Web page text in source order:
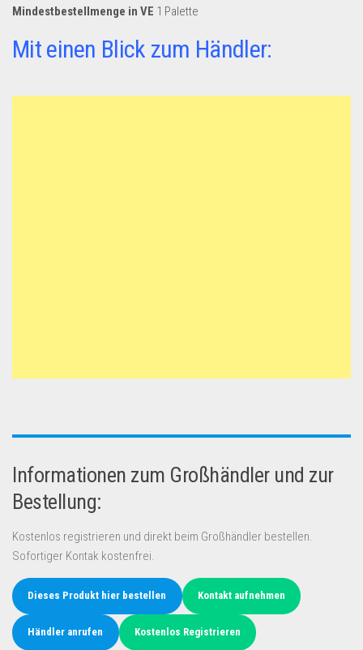
Lidl
Kostenlos verkaufen
Mindestbestellmenge in VE 1 Palette
Mit einen Blick zum Händler:
Informationen zum Großhändler und zur
Bestellung:
Kostenlos registrieren und direkt beim Großhändler bestellen.
Sofortiger Kontak kostenfrei.
Dieses Produkt hier bestellen Kontakt aufnehmen
Händler anrufen Kostenlos Registrieren